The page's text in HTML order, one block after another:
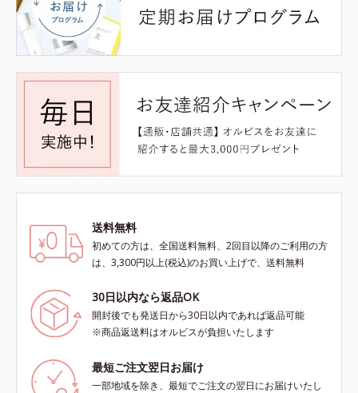
送料無料
初めての方は、全国送料無料、2回目以降のご利用の方
は、3,300円以上(税込)のお買い上げで、送料無料
30日以内なら返品OK
開封後でも発送日から30日以内であれば返品可能
※商品返送料はオルビスが負担いたします
最短ご注文翌日お届け
一部地域を除き、最短でご注文の翌日にお届けいたし